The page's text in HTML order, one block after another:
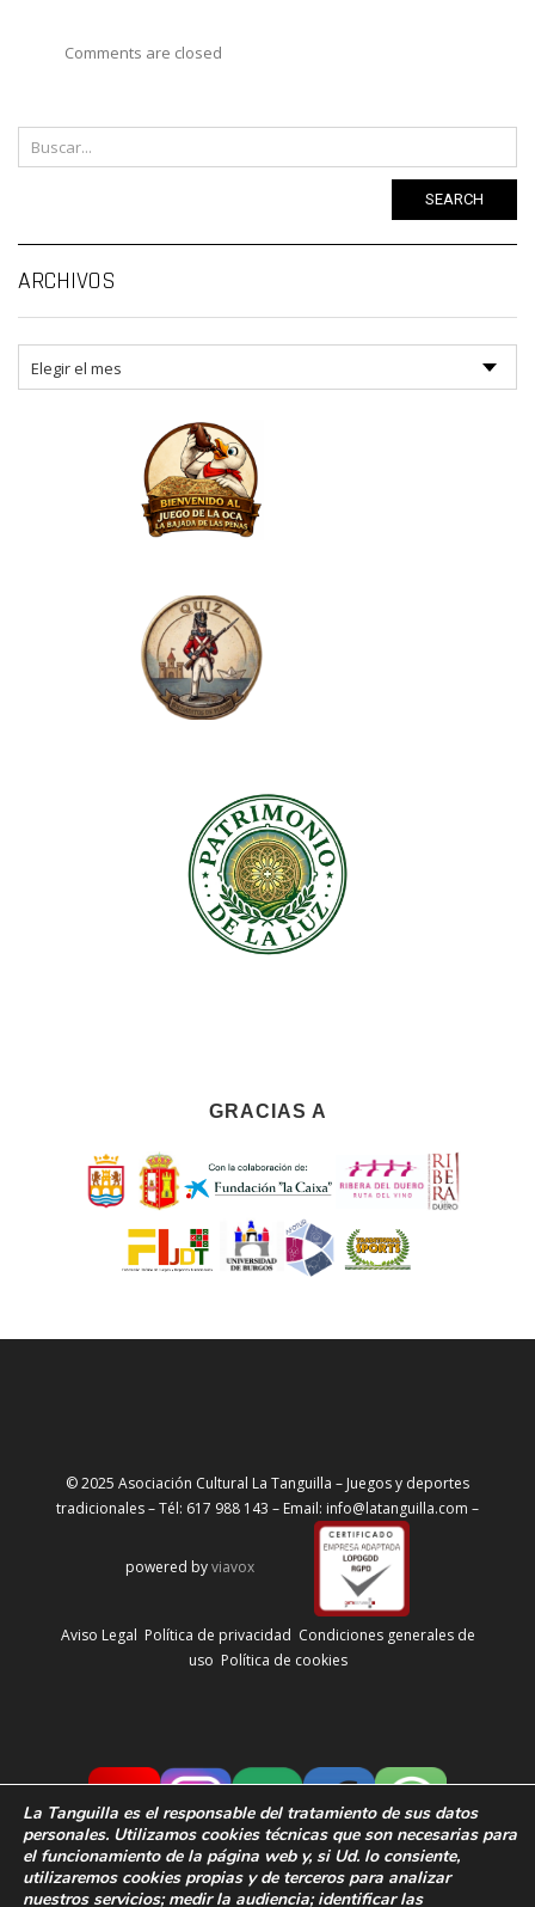
Comments are closed
SEARCH
ARCHIVOS
GRACIAS A
© 2025 Asociación Cultural La Tanguilla – Juegos y deportes
tradicionales – Tél: 617 988 143 – Email: info@latanguilla.com –
powered byviavox
Aviso Legal Política de privacidad Condiciones generales de
uso Política de cookies
La Tanguilla es el responsable del tratamiento de sus datos
personales. Utilizamos cookies técnicas que son necesarias para
el funcionamiento de la página web y, si Ud. lo consiente,
utilizaremos cookies propias y de terceros para analizar
nuestros servicios; medir la audiencia;identificar las